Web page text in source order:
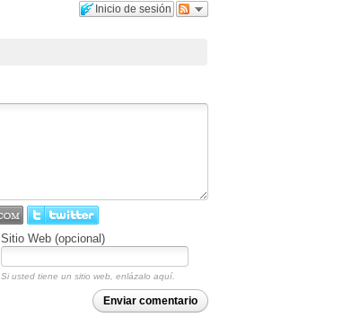
Inicio de sesión
Sitio Web (opcional)
Si usted tiene un sitio web, enlázalo aquí.
Enviar comentario